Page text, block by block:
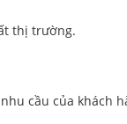
thị trường.
cầu của khách